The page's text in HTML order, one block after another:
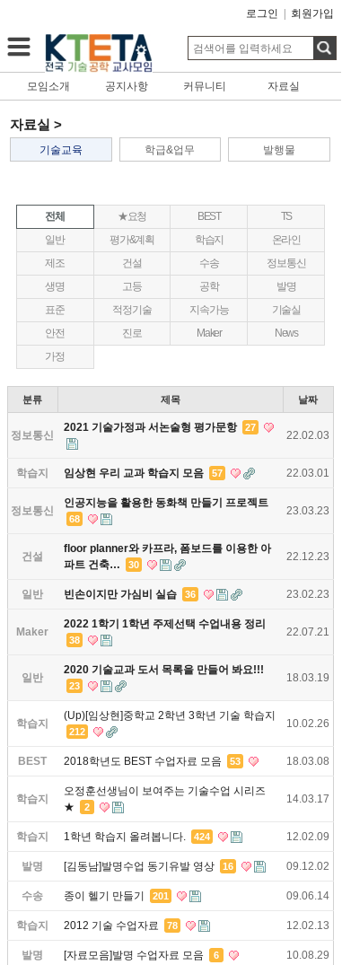
로그인 회원가입
모임소개 공지사항 커뮤니티 자료실
자료실 >
기술교육 학급&업무 발행물
전체 ★요청 BEST
TS
일반
평가&계획 학습지
온라인
제조
건설 수송
정보통신
생명
고등 공학
발명
표준
적정기술 지속가능
기술실
안전
진로 Maker
News
가정
분류 제목 날짜
정보통신
2021 기술가정과 서논술형 평가문항 27
22.02.03
학습지 임상현 우리 교과 학습지 모음 57 22.03.01
정보통신
인공지능을 활용한 동화책 만들기 프로젝트
68
23.03.23
건설
floor planner와 카프라, 폼보드를 이용한 아
파트 건축…
30
22.12.23
일반 빈손이지만 가심비 실습 36 23.02.23
Maker
2022 1학기 1학년 주제선택 수업내용 정리
38
22.07.21
일반
2020 기술교과 도서 목록을 만들어 봐요!!!
23
18.03.19
학습지
(Up)[임상현]중학교 2학년 3학년 기술 학습지
212
10.02.26
BEST 2018학년도 BEST 수업자료 모음 53 18.03.08
학습지
오정훈선생님이 보여주는 기술수업 시리즈
★
2
14.03.17
학습지 1학년 학습지 올려봅니다. 424 12.02.09
발명 [김동남]발명수업 동기유발 영상 16 09.12.02
수송 종이 헬기 만들기 201 09.06.14
학습지 2012 기술 수업자료 78 12.02.13
발명 [자료모음]발명 수업자료 모음 6 10.08.29